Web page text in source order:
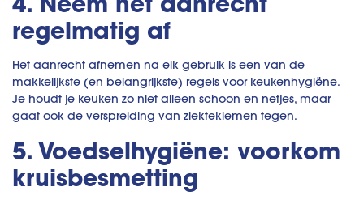
regelmatig af
Het aanrecht afnemen na elk gebruik is een van de
makkelijkste (en belangrijkste) regels voor keukenhygiëne.
Je houdt je keuken zo niet alleen schoon en netjes, maar
gaat ook de verspreiding van ziektekiemen tegen.
5. Voedselhygiëne: voorkom
kruisbesmetting